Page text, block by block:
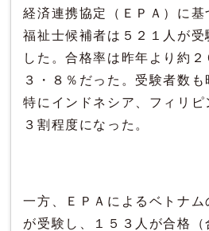
経済連携協定（ＥＰＡ）に
福祉士候補者は５２１人が
した。合格率は昨年より約２
３・８％だった。受験者数も
特にインドネシア、フィリ
３割程度になった。
一方、ＥＰＡによるベトナム
が受験し、１５３人が合格（